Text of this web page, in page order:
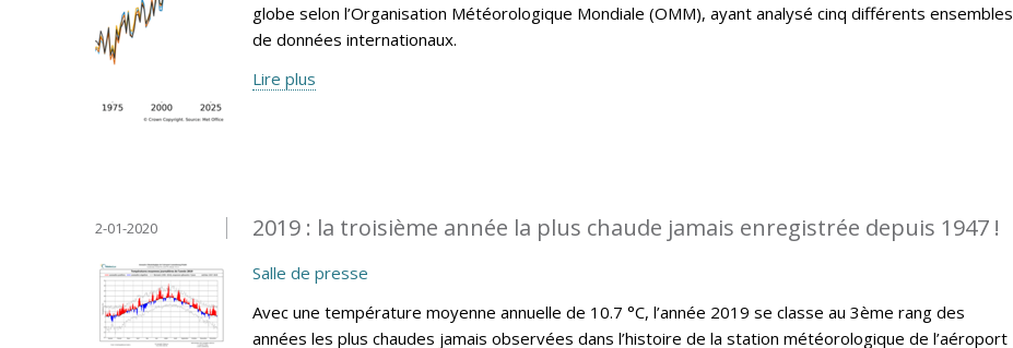
globe selon l’Organisation Météorologique Mondiale (OMM), ayant analysé cinq différents ensembles
de données internationaux.
Lire plus
2019 : la troisième année la plus chaude jamais enregistrée depuis 1947 !
2-01-2020
Salle de presse
Avec une température moyenne annuelle de 10.7 °C, l’année 2019 se classe au 3ème rang des
années les plus chaudes jamais observées dans l’histoire de la station météorologique de l’aéroport